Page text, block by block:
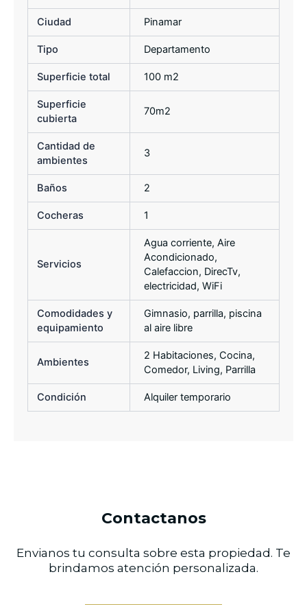
Ciudad Pinamar
Tipo Departamento
Superficie total 100 m2
Superficie
cubierta
70m2
Cantidad de
ambientes
3
Baños 2
Cocheras 1
Servicios
Agua corriente, Aire
Acondicionado,
Calefaccion, DirecTv,
electricidad, WiFi
Comodidades y
equipamiento
Gimnasio, parrilla, piscina
al aire libre
Ambientes
2 Habitaciones, Cocina,
Comedor, Living, Parrilla
Condición Alquiler temporario
Contactanos
Envianos tu consulta sobre esta propiedad. Te
brindamos atención personalizada.